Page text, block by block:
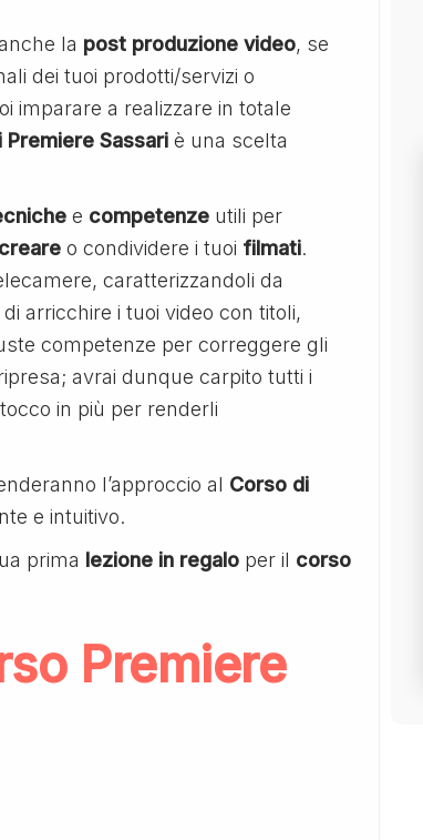
la post produzione video, se
dei tuoi prodotti/servizi o
imparare a realizzare in totale
Premiere Sassari è una scelta
e competenze utili per
creare o condividere i tuoi filmati.
caratterizzandoli da
arricchire i tuoi video con titoli,
competenze per correggere gli
avrai dunque carpito tutti i
in più per renderli
l’approccio al Corso di
e intuitivo.
prima lezione in regalo per il corso
Premiere